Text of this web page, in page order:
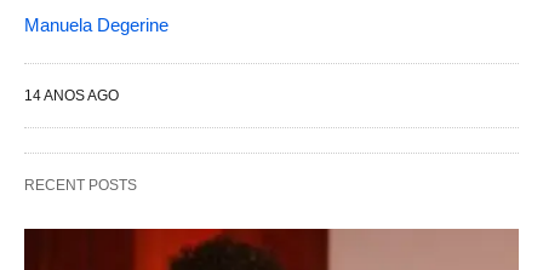
Manuela Degerine
14 ANOS AGO
RECENT POSTS